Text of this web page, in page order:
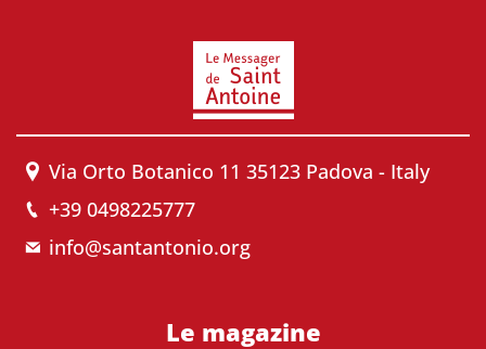
Via Orto Botanico 11 35123 Padova - Italy
+39 0498225777
info@santantonio.org
Le magazine